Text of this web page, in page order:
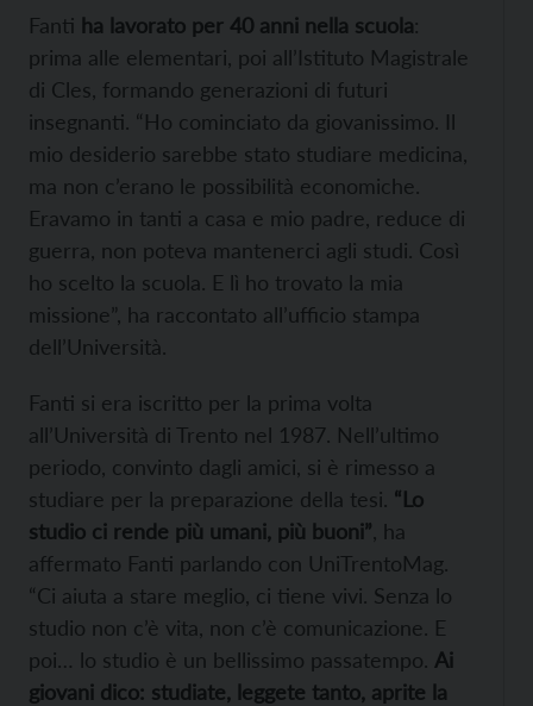
Fanti ha lavorato per 40 anni nella scuola:
prima alle elementari, poi all’Istituto Magistrale
di Cles, formando generazioni di futuri
insegnanti. “Ho cominciato da giovanissimo. Il
mio desiderio sarebbe stato studiare medicina,
ma non c’erano le possibilità economiche.
Eravamo in tanti a casa e mio padre, reduce di
guerra, non poteva mantenerci agli studi. Così
ho scelto la scuola. E lì ho trovato la mia
missione”, ha raccontato all’ufficio stampa
dell’Università.
Fanti si era iscritto per la prima volta
all’Università di Trento nel 1987. Nell’ultimo
periodo, convinto dagli amici, si è rimesso a
studiare per la preparazione della tesi. “Lo
studio ci rende più umani, più buoni” , ha
affermato Fanti parlando con UniTrentoMag.
“Ci aiuta a stare meglio, ci tiene vivi. Senza lo
studio non c’è vita, non c’è comunicazione. E
poi… lo studio è un bellissimo passatempo. Ai
giovani dico: studiate, leggete tanto, aprite la